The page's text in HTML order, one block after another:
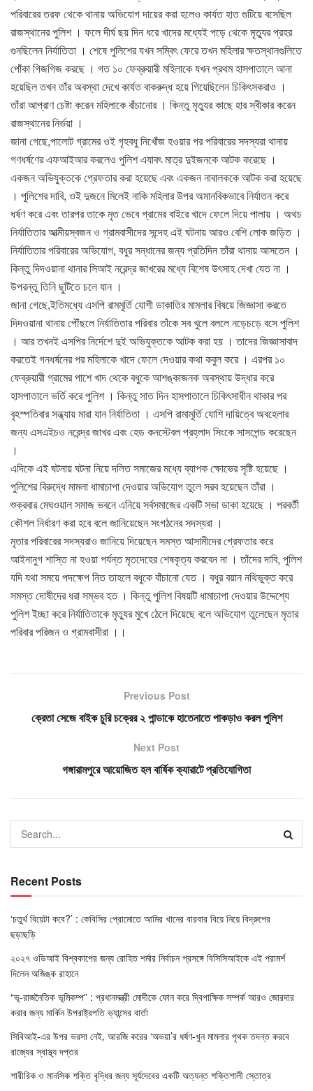
পরিবারের তরফ থেকে থানায় অভিযোগ দায়ের করা হলেও কার্যত হাত গুটিয়ে বসেছিল
রাজস্থানের পুলিশ । ফলে দীর্ঘ ছয় দিন ধরে খাদের মধ্যেই পড়ে থেকে মৃত্যুর প্রহর
গুনছিলেন নির্যাতিতা । শেষে পুলিশের যখন সম্বিৎ ফেরে তখন মহিলার ক্ষতস্থানগুলিতে
পোঁকা গিজগিজ করছে । গত ১০ ফেব্রুয়ারী মহিলাকে যখন প্রথম হাসপাতালে আনা
হয়েছিল তখন তাঁর অবস্থা দেখে কার্যত বাকরুদ্ধ হয়ে গিয়েছিলেন চিকিৎসকরাও ।
তাঁরা আপ্রাণ চেষ্টা করেন মহিলাকে বাঁচানোর । কিন্তু মৃত্যুর কাছে হার স্বীকার করেন
রাজস্থানের নির্ভয়া ।
জানা গেছে,পালোট গ্রামের ওই গৃহবধু নিখোঁজ হওয়ার পর পরিবারের সদস্যরা থানায়
গণধর্ষণের এফআইআর করলেও পুলিশ এযাবৎ মাত্র দুইজনকে আটক করেছে ।
একজন অভিযুক্তকে গ্রেফতার করা হয়েছে এবং একজন নাবালককে আটক করা হয়েছে
। পুলিশের দাবি, ওই দুজনে মিলেই নাকি মহিলার উপর অমানবিকভাবে নির্যাতন করে
ধর্ষণ করে এবং তারপর তাকে মৃত ভেবে গ্রামের বাইরে খাদে ফেলে দিয়ে পালায় । অথচ
নির্যাতিতার আত্মীয়স্বজন ও গ্রামবাসীদের সন্দেহ এই ঘটনায় আরও বেশি লোক জড়িত ।
নির্যাতিতার পরিবারের অভিযোগ, বধুর সন্ধানের জন্য প্রতিদিন তাঁরা থানায় আসতেন ।
কিন্তু দিদওয়ানা থানার সিআই নরেন্দ্র জাখরের মধ্যে বিশেষ উৎসাহ দেখা যেত না ।
উপরন্তু তিনি ছুটিতে চলে যান ।
জানা গেছে,ইতিমধ্যে এসপি রামমূর্তি যোশী ডাকাতির মামলার বিষয়ে জিজ্ঞাসা করতে
দিদওয়ানা থানায় পৌঁছলে নির্যাতিতার পরিবার তাঁকে সব খুলে বললে নড়েচড়ে বসে পুলিশ
। আর তখনই এসপির নির্দেশে দুই অভিযুক্তকে আটক করা হয় । তাদের জিজ্ঞাসাবাদ
করতেই গনধর্ষনের পর মহিলাকে খাদে ফেলে দেওয়ার কথা কবুল করে । এরপর ১০
ফেব্রুয়ারী গ্রামের পাশে খাদ থেকে বধুকে আশঙ্কাজনক অবস্থায় উদ্ধার করে
হাসপাতালে ভর্তি করে পুলিশ । কিন্তু সাত দিন হাসপাতালে চিকিৎসাধীন থাকার পর
বৃহস্পতিবার সন্ধ্যায় মারা যান নির্যাতিতা । এসপি রামামূর্তি যোশি দায়িত্বে অবহেলার
জন্য এসএইচও নরেন্দ্র জাখর এবং হেড কনস্টেবল প্রহ্লাদ সিংকে সাসপেন্ড করেছেন
।
এদিকে এই ঘটনায় ঘটনা নিয়ে দলিত সমাজের মধ্যে ব্যাপক ক্ষোভের সৃষ্টি হয়েছে ।
পুলিশের বিরুদ্ধে মামলা ধামাচাপা দেওয়ার অভিযোগ তুলে সরব হয়েছেন তাঁরা ।
শুক্রবার মেঘওয়াল সমাজ ভবনে এনিয়ে সর্বসমাজের একটি সভা ডাকা হয়েছে । পরবর্তী
কৌশল নির্ধারণ করা হবে বলে জানিয়েছেন সংগঠনের সদস্যরা ।
মৃতার পরিবারের সদস্যরাও জানিয়ে দিয়েছেন সমস্ত আসামীদের গ্রেফতার করে
আইনানুগ শাস্তি না হওয়া পর্যন্ত মৃতদেহের শেষকৃত্য করবেন না । তাঁদের দাবি, পুলিশ
যদি যথা সময়ে পদক্ষেপ নিত তাহলে বধুকে বাঁচানো যেত । বধুর বয়ান নথিভুক্ত করে
সমস্ত দোষীদের ধরা সম্ভব হত । কিন্তু পুলিশ বিষয়টি ধামাচাপা দেওয়ার উদ্দেশ্যে
পুলিশ ইচ্ছা করে নির্যাতিতাকে মৃত্যুর মুখে ঠেলে দিয়েছে বলে অভিযোগ তুলেছেন মৃতার
পরিবার পরিজন ও গ্রামবাসীরা ।।
Previous Post
ক্রেতা সেজে বাইক চুরি চক্রের ২ পান্ডাকে হাতেনাতে পাকড়াও করল পুলিশ
Next Post
গঙ্গারামপুরে আয়োজিত হল বার্ষিক ক্যারাটে প্রতিযোগিতা
Recent Posts
‘চতুর্থ বিয়েটা কবে?’ : কেবিসির প্রোমোতে আমির খানের বারবার বিয়ে নিয়ে বিদ্রুপের
ছড়াছড়ি
২০২৭ ওডিআই বিশ্বকাপের জন্য রোহিত শর্মার নির্বাচন প্রসঙ্গে বিসিসিআইকে এই পরামর্শ
দিলেন অজিঙ্ক রাহানে
“ভূ-রাজনৈতিক ভূমিকম্প” : প্রধানমন্ত্রী মোদীকে ফোন করে দ্বিপাক্ষিক সম্পর্ক আরও জোরদার
করার জন্য মার্কিন উপরাষ্ট্রপতি ভ্যান্সের বার্তা
সিবিআই-এর উপর ভরসা নেই, আরজি করের ‘অভয়া’র ধর্ষণ-খুন মামলার পৃথক তদন্ত করবে
রাজ্যের স্বাস্থ্য দপ্তর
শারীরিক ও মানসিক শক্তি বৃদ্ধির জন্য সূর্যদেবের একটি অত্যন্ত শক্তিশালী স্তোত্র